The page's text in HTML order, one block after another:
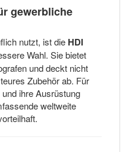
gewerbliche
nutzt, ist die HDI
Wahl. Sie bietet
und deckt nicht
Zubehör ab. Für
ihre Ausrüstung
weltweite